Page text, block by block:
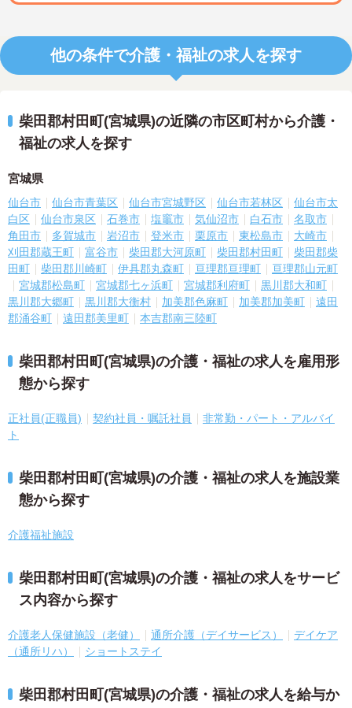
他の条件で介護・福祉の求人を探す
柴田郡村田町(宮城県)の近隣の市区町村から介護・
福祉の求人を探す
宮城県
仙台市 仙台市青葉区 仙台市宮城野区 仙台市若林区
仙台市太
白区
仙台市泉区 石巻市 塩竈市 気仙沼市 白石市
名取市
角田市
多賀城市 岩沼市 登米市 栗原市 東松島市
大崎市
刈田郡蔵王町
富谷市 柴田郡大河原町 柴田郡村田町
柴田郡柴
田町
柴田郡川崎町 伊具郡丸森町 亘理郡亘理町
亘理郡山元町
宮城郡松島町
宮城郡七ヶ浜町 宮城郡利府町
黒川郡大和町
黒川郡大郷町
黒川郡大衡村 加美郡色麻町 加美郡加美町
遠田
郡涌谷町
遠田郡美里町 本吉郡南三陸町
柴田郡村田町(宮城県)の介護・福祉の求人を雇用形
態から探す
正社員(正職員) 契約社員・嘱託社員
非常勤・パート・アルバイ
ト
柴田郡村田町(宮城県)の介護・福祉の求人を施設業
態から探す
介護福祉施設
柴田郡村田町(宮城県)の介護・福祉の求人をサービ
ス内容から探す
介護老人保健施設（老健） 通所介護（デイサービス）
デイケア
（通所リハ）
ショートステイ
柴田郡村田町(宮城県)の介護・福祉の求人を給与か